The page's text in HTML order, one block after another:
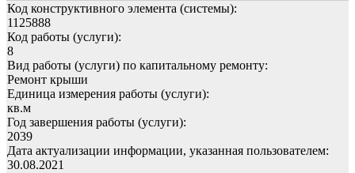
Код конструктивного элемента (системы):
1125888
Код работы (услуги):
8
Вид работы (услуги) по капитальному ремонту:
Ремонт крыши
Единица измерения работы (услуги):
кв.м
Год завершения работы (услуги):
2039
Дата актуализации информации, указанная пользователем:
30.08.2021